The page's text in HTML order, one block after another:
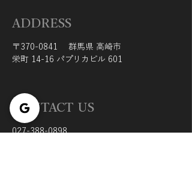
ADDRESS
CONTACT US
027-388-0898
〒370-0841 群馬県 高崎市
栄町 14-16 パプリカビル 601